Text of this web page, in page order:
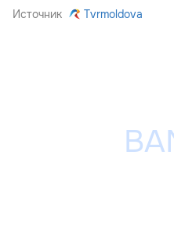
Источник Tvrmoldova